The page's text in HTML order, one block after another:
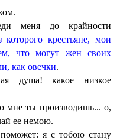
меня до крайности
которого крестьяне, мои
что могут жен своих
как овечки.
душа! какое низкое
мне ты производишь... о,
ее немою.
я с тобою стану